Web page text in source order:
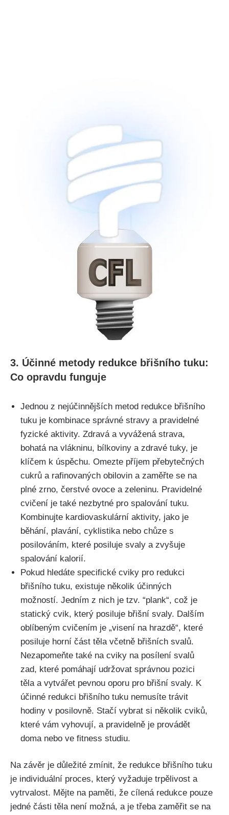
3.‍ Účinné‍ metody redukce břišního tuku:
Co ⁣opravdu funguje
Jednou z nejúčinnějších metod ⁤redukce ⁣břišního
tuku je kombinace správné stravy a pravidelné
fyzické aktivity. Zdravá a vyvážená strava,
bohatá na ⁣vlákninu, bílkoviny⁤ a ⁣zdravé tuky, je
klíčem k úspěchu. Omezte ⁢příjem přebytečných
cukrů a rafinovaných obilovin a⁢ zaměřte se na
plné zrno, ⁤čerstvé ovoce a zeleninu. ⁣Pravidelné
⁢cvičení je také nezbytné pro spalování tuku.
⁤Kombinujte kardiovaskulární ⁤aktivity, jako⁣ je
běhání, plavání, ⁣cyklistika nebo chůze s
posilováním, které posiluje svaly a zvyšuje
‌spalování⁤ kalorií.
Pokud hledáte specifické ⁤cviky pro redukci
břišního ‌tuku, existuje několik ⁣účinných
možností.‍ Jedním z nich⁣ je tzv. ‍“plank“, ​což je
statický cvik, ⁢který posiluje břišní svaly. Dalším⁣
oblíbeným cvičením‍ je „visení na hrazdě“, ​které⁤
posiluje ⁤horní část ‌těla včetně ‌břišních svalů.
Nezapomeňte také na cviky na posílení svalů‌
zad, ⁤které pomáhají udržovat správnou pozici
těla‌ a vytvářet ​pevnou oporu pro břišní svaly. K⁢
účinné redukci⁢ břišního tuku nemusíte trávit
hodiny v posilovně. Stačí vybrat si několik ‍cviků,
které ⁣vám vyhovují, ‍a pravidelně je provádět
doma nebo ⁤ve fitness studiu.
Na závěr je důležité⁣ zmínit, ‍že redukce ​břišního⁤ tuku
je‌ individuální ​proces, který ‌vyžaduje⁢ trpělivost a
vytrvalost. Mějte na paměti,⁣ že⁢ cílená redukce pouze⁢
jedné části těla není‍ možná, ‍a je třeba zaměřit se na